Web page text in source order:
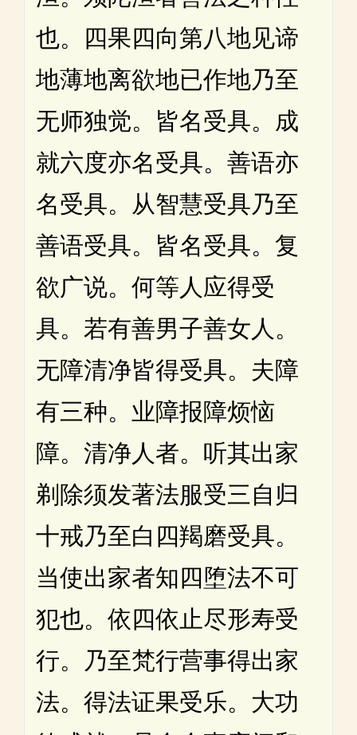
也。四果四向第八地见谛
地薄地离欲地已作地乃至
无师独觉。皆名受具。成
就六度亦名受具。善语亦
名受具。从智慧受具乃至
善语受具。皆名受具。复
欲广说。何等人应得受
具。若有善男子善女人。
无障清净皆得受具。夫障
有三种。业障报障烦恼
障。清净人者。听其出家
剃除须发著法服受三自归
十戒乃至白四羯磨受具。
当使出家者知四堕法不可
犯也。依四依止尽形寿受
行。乃至梵行营事得出家
法。得法证果受乐。大功